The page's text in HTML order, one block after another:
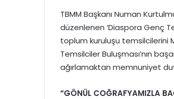
TBMM Başkanı Numan
düzenlenen ‘Diaspora Genç
toplum kuruluşu temsilcilerini
Temsilciler Buluşması’nın
ağırlamaktan memnuniyet
“GÖNÜL COĞRAFYAMIZLA